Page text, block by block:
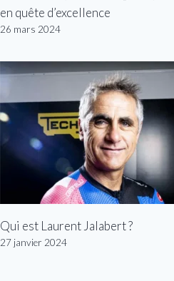
en quête d’excellence
26 mars 2024
Qui est Laurent Jalabert ?
27 janvier 2024